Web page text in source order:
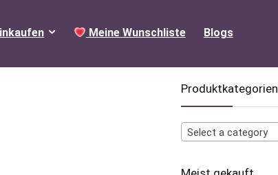
Meine Wunschliste Blogs
Produktkategorien
Select a category